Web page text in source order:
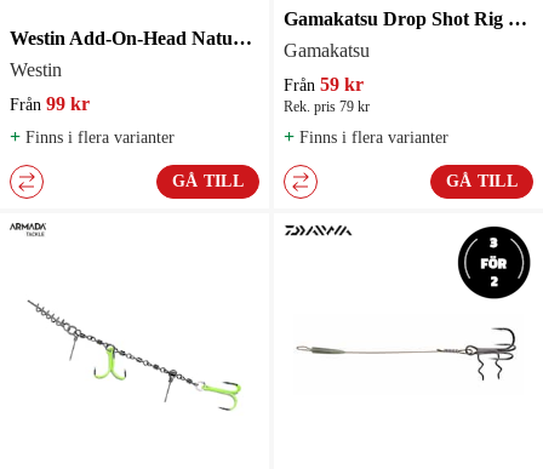
Westin Add-On-Head Natural Roach
Westin
Från 99 kr
+ Finns i flera varianter
GÅ TILL
Gamakatsu Drop Shot Rig BKD EWG Weedless
Gamakatsu
Från 59 kr
Rek. pris 79 kr
+ Finns i flera varianter
GÅ TILL